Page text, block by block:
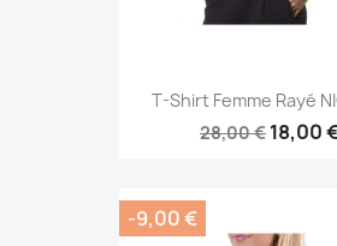
T-Shirt Femme Rayé
28,00 € 18,00
-9,00 €